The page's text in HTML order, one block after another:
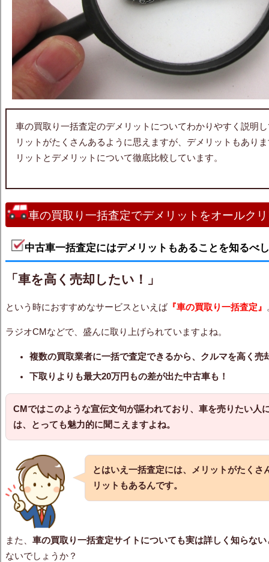
車の買取り一括査定のデメリットについてわかりやすく説明
リットがたくさんあるように思えますが、デメリットもあり
リットとデメリットについて徹底比較しています。
車の買取り一括査定でデメリットをオールク
中古車一括査定にはデメリットもあることを知るべし
「車を高く売却したい！」
という時におすすめなサービスといえば『車の買取り一括査定』
ラジオCMなどで、盛んに取り上げられていますよね。
複数の買取業者に一括で査定できるから、クルマを高く売
下取りよりも最大20万円もの差が出た中古車も！
CMではこのような宣伝文句が謳われており、車を売りたい人
は、とっても魅力的に聞こえますよね。
とはいえ一括査定には、メリットがたくさ
リットもあるんです。
また、 車の買取り一括査定サイトについても実は詳しく知らない
ないでしょうか？